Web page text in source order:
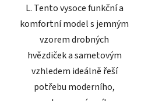
L. Tento vysoce funkční a
komfortní model s jemným
vzorem drobných
hvězdiček a sametovým
vzhledem ideálně řeší
potřebu moderního,